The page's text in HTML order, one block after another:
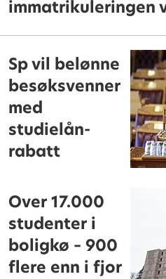
immatrikuleringen
Sp vil belønne
besøksvenner
med
studielån-
rabatt
Over 17.000
studenter i
boligkø – 900
flere enn i fjor